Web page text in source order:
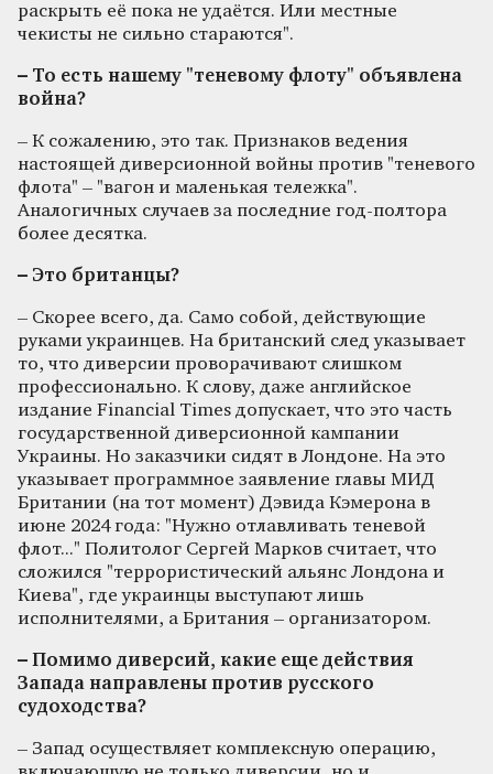
раскрыть её пока не удаётся. Или местные
чекисты не сильно стараются".
– То есть нашему "теневому флоту" объявлена
война?
– К сожалению, это так. Признаков ведения
настоящей диверсионной войны против "теневого
флота" – "вагон и маленькая тележка".
Аналогичных случаев за последние год-полтора
более десятка.
– Это британцы?
– Скорее всего, да. Само собой, действующие
руками украинцев. На британский след указывает
то, что диверсии проворачивают слишком
профессионально. К слову, даже английское
издание Financial Times допускает, что это часть
государственной диверсионной кампании
Украины. Но заказчики сидят в Лондоне. На это
указывает программное заявление главы МИД
Британии (на тот момент) Дэвида Кэмерона в
июне 2024 года: "Нужно отлавливать теневой
флот..." Политолог Сергей Марков считает, что
сложился "террористический альянс Лондона и
Киева", где украинцы выступают лишь
исполнителями, а Британия – организатором.
– Помимо диверсий, какие еще действия
Запада направлены против русского
судоходства?
– Запад осуществляет комплексную операцию,